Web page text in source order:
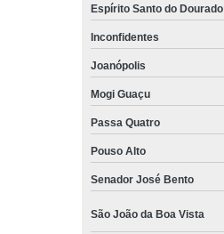
Espírito Santo do Dourado
Inconfidentes
Joanópolis
Mogi Guaçu
Passa Quatro
Pouso Alto
Senador José Bento
São João da Boa Vista